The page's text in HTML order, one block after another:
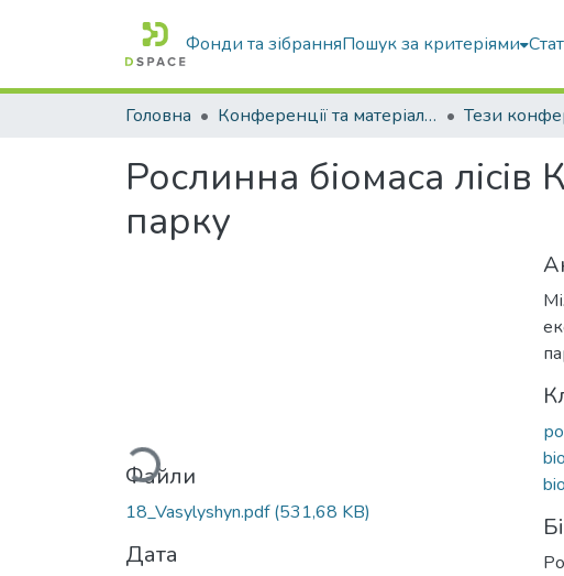
Фонди та зібранняПошук за критеріями
Головна Конференції та матеріали конференцій Тези
Рослинна біомаса
парку
Вантажиться...
Файли
18_Vasylyshyn.pdf(531,68 KB)
Дата